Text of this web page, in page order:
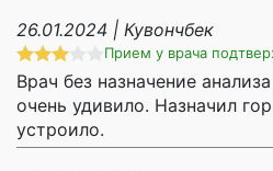
26.01.2024 | Кувончбек
Прием у врача
Врач без назначение
очень удивило. Назначил
устроило.